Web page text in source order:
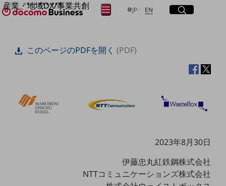
産業・地域DX/事業共創
OPEN HUB for Plural Futures
OPEN HUB for Plural Futuresとは
Smart World
JP日本語
EN Englishサイト内検索
開く
メニュー
開く
フリーワードを入力して探す
フリーワードでNTTドコモビジネスの
取り組みを検索
検索する
このページのPDFを開く(PDF)
2023年8月30日
伊藤忠丸紅鉄鋼株式会社
NTTコミュニケーションズ株式会社